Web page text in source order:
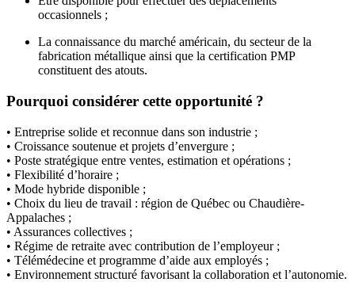
occasionnels ;
La connaissance du marché américain, du secteur de la
fabrication métallique ainsi que la certification PMP
constituent des atouts.
Pourquoi considérer cette opportunité ?
• Entreprise solide et reconnue dans son industrie ;
• Croissance soutenue et projets d’envergure ;
• Poste stratégique entre ventes, estimation et opérations ;
• Flexibilité d’horaire ;
• Mode hybride disponible ;
• Choix du lieu de travail : région de Québec ou Chaudière-
Appalaches ;
• Assurances collectives ;
• Régime de retraite avec contribution de l’employeur ;
• Télémédecine et programme d’aide aux employés ;
• Environnement structuré favorisant la collaboration et l’autonomie.